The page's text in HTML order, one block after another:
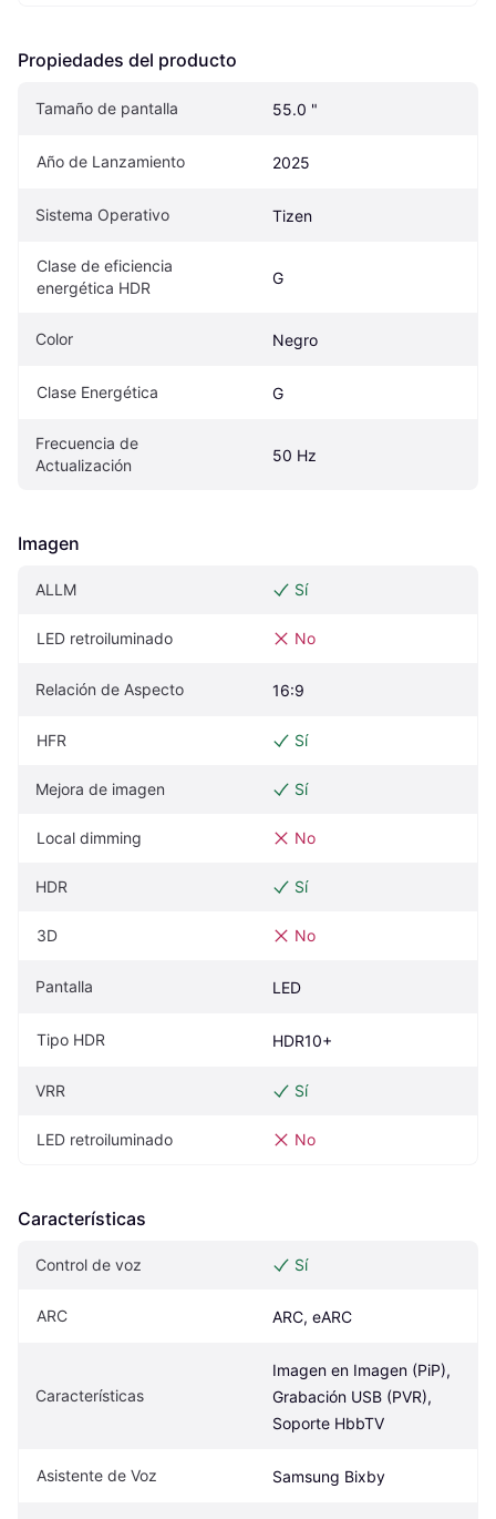
Propiedades del producto
Tamaño de pantalla 55.0 "
Año de Lanzamiento 2025
Sistema Operativo Tizen
Clase de eficiencia
energética HDR
G
Color Negro
Clase Energética G
Frecuencia de
Actualización
50 Hz
Imagen
ALLM Sí
LED retroiluminado No
Relación de Aspecto 16:9
HFR Sí
Mejora de imagen Sí
Local dimming No
HDR Sí
3D No
Pantalla LED
Tipo HDR HDR10+
VRR Sí
LED retroiluminado No
Características
Control de voz Sí
ARC ARC, eARC
Características
Imagen en Imagen (PiP),
Grabación USB (PVR),
Soporte HbbTV
Asistente de Voz Samsung Bixby